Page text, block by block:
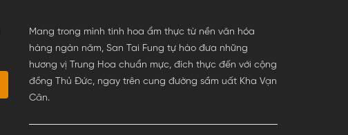
Mang trong mình tinh hoa ẩm thực từ nền văn hóa
hàng ngàn năm, San Tai Fung tự hào đưa những
hương vị Trung Hoa chuẩn mực, đích thực đến với cộng
đồng Thủ Đức, ngay trên cung đường sầm uất Kha Vạn
Cân.